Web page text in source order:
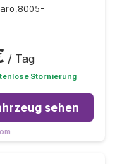
/ Tag
Stornierung
sehen